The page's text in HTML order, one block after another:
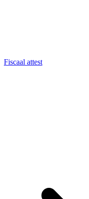
Fiscaal attest